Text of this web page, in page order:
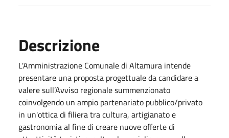
Descrizione
L'Amministrazione Comunale di Altamura intende
presentare una proposta progettuale da candidare a
valere sull’Avviso regionale summenzionato
coinvolgendo un ampio partenariato pubblico/privato
in un'ottica di filiera tra cultura, artigianato e
gastronomia al fine di creare nuove offerte di